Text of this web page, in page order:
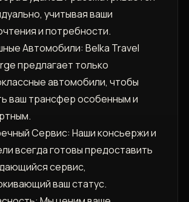
учитывая ваши
и потребности.
Автомобили: Belka Travel
предлагает только
автомобили, чтобы
ваш трансфер особенным и
Сервис: Наши консьержи и
всегда готовы предоставить
сервис,
ваш статус.